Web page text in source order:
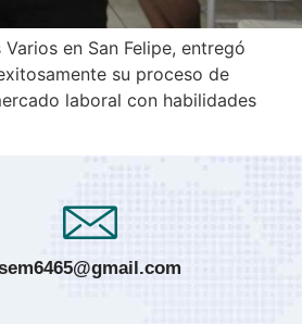
en San Felipe, entregó
su proceso de
laboral con habilidades